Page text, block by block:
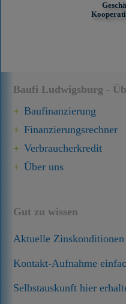
Baufi Ludwigsburg -
Baufinanzierung
Finanzierungsrechner
Verbraucherkredit
Über uns
Gut zu wissen
Aktuelle Zinskonditionen
Kontakt-Aufnahme
Selbstauskunft hier